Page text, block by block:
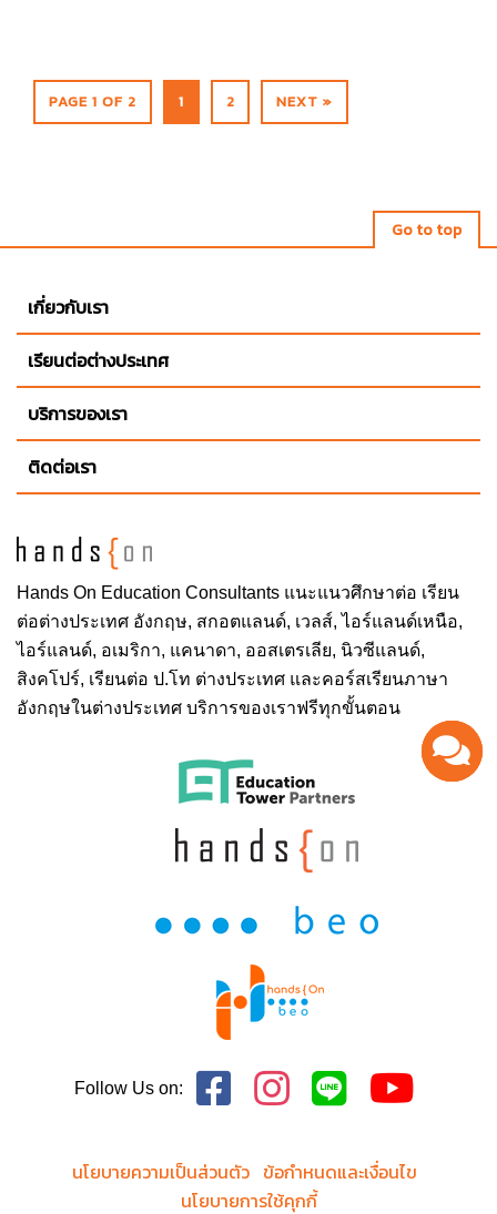
PAGE 1 OF 2 1 2 NEXT »
Go to top
Hands On Education Consultants แนะแนวศึกษาต่อ เรียน
ต่อต่างประเทศ อังกฤษ, สกอตแลนด์, เวลส์, ไอร์แลนด์เหนือ,
ไอร์แลนด์, อเมริกา, แคนาดา, ออสเตรเลีย, นิวซีแลนด์,
สิงคโปร์, เรียนต่อ ป.โท ต่างประเทศ และคอร์สเรียนภาษา
อังกฤษในต่างประเทศ บริการของเราฟรีทุกขั้นตอน
เกี่ยวกับเรา
เรียนต่อต่างประเทศ
บริการของเรา
ติดต่อเรา
Follow Us on:
นโยบายความเป็นส่วนตัว ข้อกำหนดและเงื่อนไข
นโยบายการใช้คุกกี้